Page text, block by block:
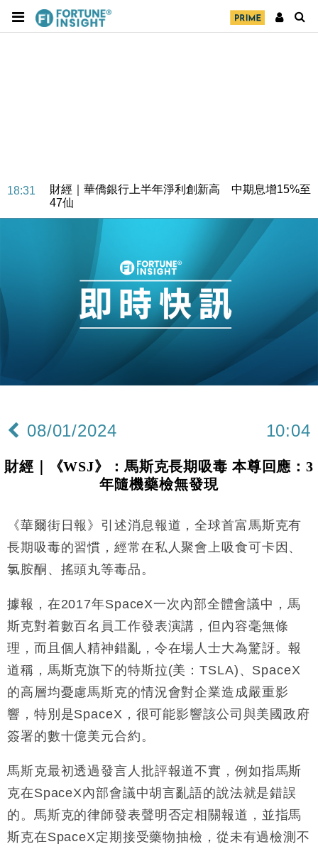
18:31
財經｜華僑銀行上半年淨利創新高 中期息增15%至
47仙
財經｜滙豐上調香港今年GDP預測至4.5% 看好貿易
及消費表現
本地｜假冒內地執法人員要求交「保證金」 43歲女子
損失近6900萬元
財經｜日經失守6.5萬點後回穩 全周仍升近2%
15:47
財經｜恒隆10月換帥 玩具「反」斗城亞洲CEO蔡德
財經｜韓股反覆波動收跌 連挫7周創逾3年最長跌勢
12:44
財經｜日本春季三度入市撐日圓 4月單日斥6.28萬億
11:12
國際｜特朗普料美伊戰事快結束 承認部分彈藥庫存緊
司
18:31
財經｜華僑銀行上半年淨利創新高 中期息增15%至
47仙
財經｜滙豐上調香港今年GDP預測至4.5% 看好貿易
本地｜假冒內地執法人員要求交「保證金」 43歲女子
損失近6900萬元
16:05
財經｜日經失守6.5萬點後回穩 全周仍升近2%
15:47
財經｜恒隆10月換帥 玩具「反」斗城亞洲CEO蔡德
粦接任
15:11
財經｜韓股反覆波動收跌 連挫7周創逾3年最長跌勢
差達1125億美元
12:44
財經｜日本春季三度入市撐日圓 4月單日斥6.28萬億
日圓干預創新高
11:12
國際｜特朗普料美伊戰事快結束 承認部分彈藥庫存緊
張
08/01/2024 10:04
財經｜《WSJ》：馬斯克長期吸毒 本尊回應：3
年隨機藥檢無發現
《華爾街日報》引述消息報道，全球首富馬斯克有
長期吸毒的習慣，經常在私人聚會上吸食可卡因、
氯胺酮、搖頭丸等毒品。
據報，在2017年SpaceX一次內部全體會議中，馬
斯克對着數百名員工作發表演講，但內容毫無條
理，而且個人精神錯亂，令在場人士大為驚訝。報
道稱，馬斯克旗下的特斯拉(美：TSLA)、SpaceX
的高層均憂慮馬斯克的情況會對企業造成嚴重影
響，特別是SpaceX，很可能影響該公司與美國政府
簽署的數十億美元合約。
馬斯克最初透過發言人批評報道不實，例如指馬斯
克在SpaceX內部會議中胡言亂語的說法就是錯誤
的。馬斯克的律師發表聲明否定相關報道，並指馬
斯克在SpaceX定期接受藥物抽檢，從未有過檢測不